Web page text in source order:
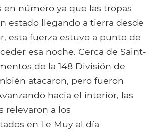
en número ya que las tropas
estado llegando a tierra desde
esta fuerza estuvo a punto de
esa noche. Cerca de Saint-
de la 148 División de
atacaron, pero fueron
hacia el interior, las
relevaron a los
en Le Muy al día